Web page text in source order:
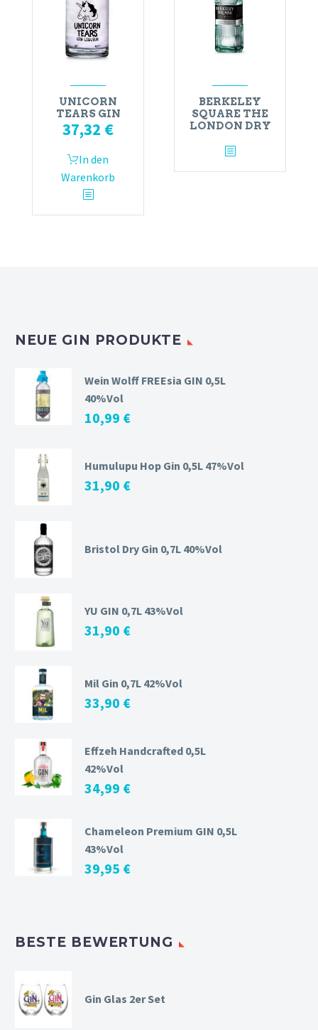
UNICORN
TEARS GIN
37,32 €
In den
Warenkorb
BERKELEY
SQUARE THE
LONDON DRY
NEUE GIN PRODUKTE
Wein Wolff FREEsia GIN 0,5L
40%Vol
10,99 €
Humulupu Hop Gin 0,5L 47%Vol
31,90 €
Bristol Dry Gin 0,7L 40%Vol
YU GIN 0,7L 43%Vol
31,90 €
Mil Gin 0,7L 42%Vol
33,90 €
Effzeh Handcrafted 0,5L
42%Vol
34,99 €
Chameleon Premium GIN 0,5L
43%Vol
39,95 €
BESTE BEWERTUNG
Gin Glas 2er Set